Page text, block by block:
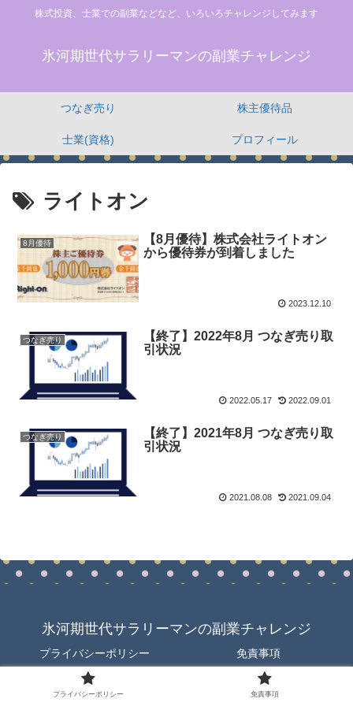
株式投資、士業での副業などなど、いろいろチャレンジしてみます
氷河期世代サラリーマンの副業チャレンジ
つなぎ売り 株主優待品
士業(資格) プロフィール
ライトオン
8月優待
【8月優待】株式会社ライトオン
から優待券が到着しました
2023.12.10
つなぎ売り
【終了】2022年8月 つなぎ売り取
引状況
2022.05.17 2022.09.01
つなぎ売り
【終了】2021年8月 つなぎ売り取
引状況
2021.08.08 2021.09.04
氷河期世代サラリーマンの副業チャレンジ
プライバシーポリシー 免責事項
© 2021 氷河期世代サラリーマンの副業チャレンジ.
プライバシーポリシー 免責事項